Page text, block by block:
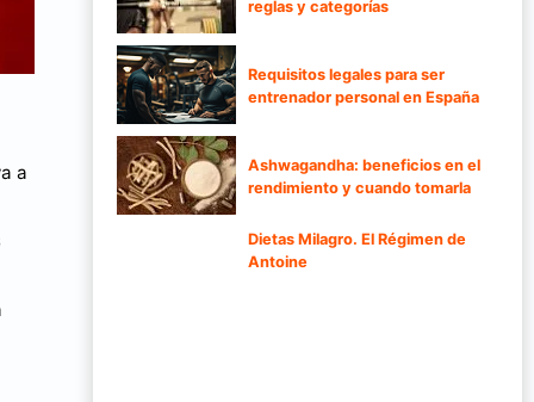
a
reglas y categorías
Requisitos legales para ser
entrenador personal en España
Ashwagandha: beneficios en el
rendimiento y cuando tomarla
Dietas Milagro. El Régimen de
Antoine